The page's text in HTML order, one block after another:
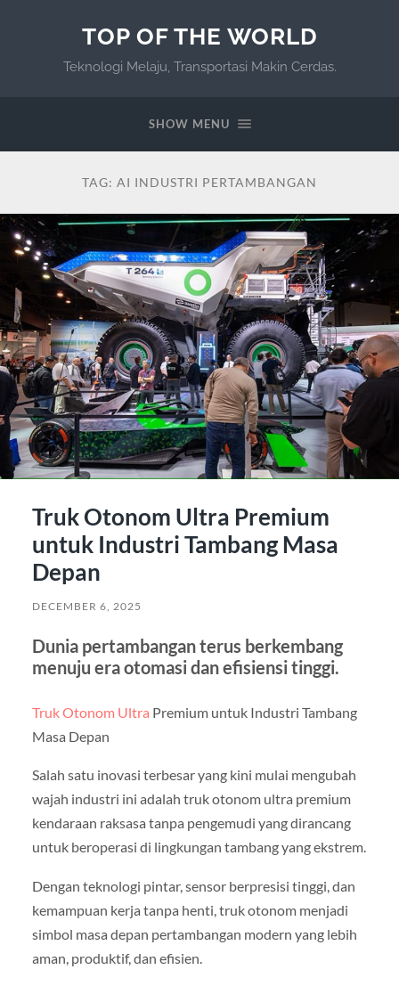
TOP OF THE WORLD
Teknologi Melaju, Transportasi Makin Cerdas.
SHOW MENU
TAG: AI INDUSTRI PERTAMBANGAN
Truk Otonom Ultra Premium
untuk Industri Tambang Masa
Depan
DECEMBER 6, 2025
Dunia pertambangan terus berkembang
menuju era otomasi dan efisiensi tinggi.
Truk Otonom Ultra Premium untuk Industri Tambang
Masa Depan
Salah satu inovasi terbesar yang kini mulai mengubah
wajah industri ini adalah truk otonom ultra premium
kendaraan raksasa tanpa pengemudi yang dirancang
untuk beroperasi di lingkungan tambang yang ekstrem.
Dengan teknologi pintar, sensor berpresisi tinggi, dan
kemampuan kerja tanpa henti, truk otonom menjadi
simbol masa depan pertambangan modern yang lebih
aman, produktif, dan efisien.